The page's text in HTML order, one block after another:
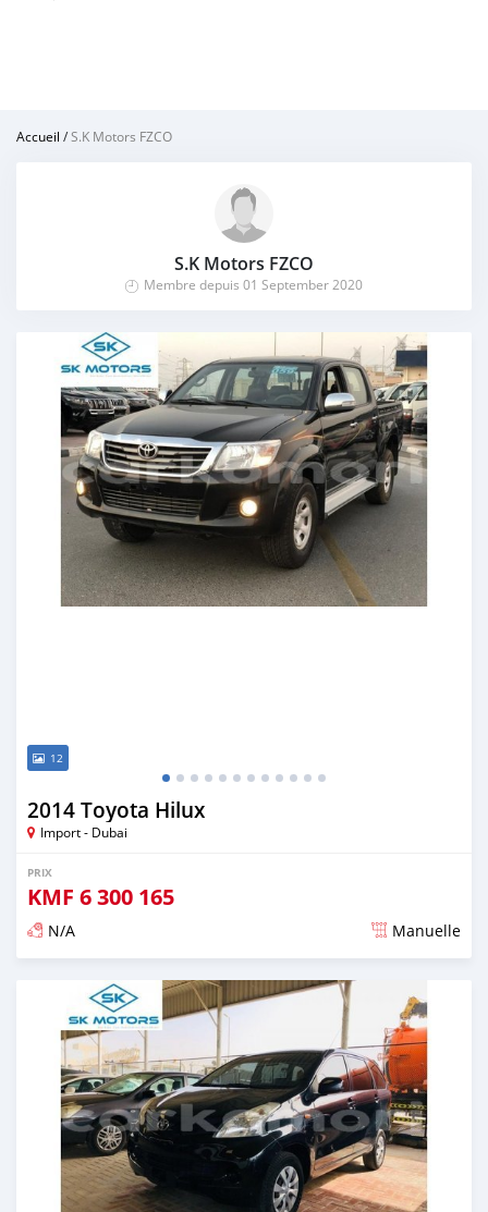
Accueil /S.K Motors FZCO
S.K Motors FZCO
Membre depuis 01 September 2020
12
2014 Toyota Hilux
Import - Dubai
PRIX
KMF 6 300 165
N/A Manuelle
Publié il y a presque 6 ans